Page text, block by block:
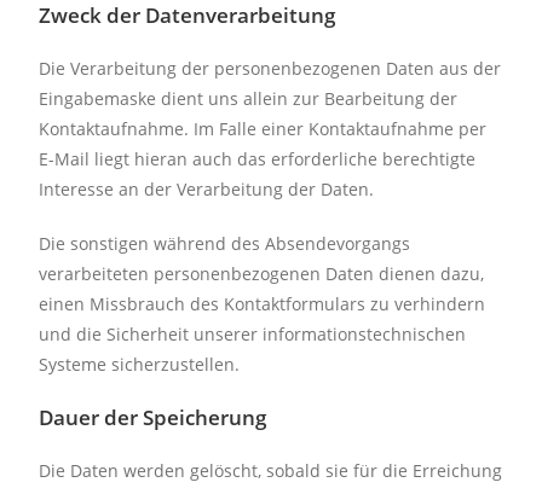
Zweck der Datenverarbeitung
Die Verarbeitung der personenbezogenen Daten aus der
Eingabemaske dient uns allein zur Bearbeitung der
Kontaktaufnahme. Im Falle einer Kontaktaufnahme per
E-Mail liegt hieran auch das erforderliche berechtigte
Interesse an der Verarbeitung der Daten.
Die sonstigen während des Absendevorgangs
verarbeiteten personenbezogenen Daten dienen dazu,
einen Missbrauch des Kontaktformulars zu verhindern
und die Sicherheit unserer informationstechnischen
Systeme sicherzustellen.
Dauer der Speicherung
Die Daten werden gelöscht, sobald sie für die Erreichung